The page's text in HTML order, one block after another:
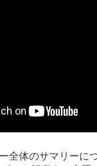
全体のサマリーに